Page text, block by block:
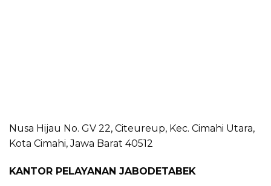
Nusa Hijau No. GV 22, Citeureup, Kec. Cimahi Utara,
Kota Cimahi, Jawa Barat 40512
KANTOR PELAYANAN JABODETABEK